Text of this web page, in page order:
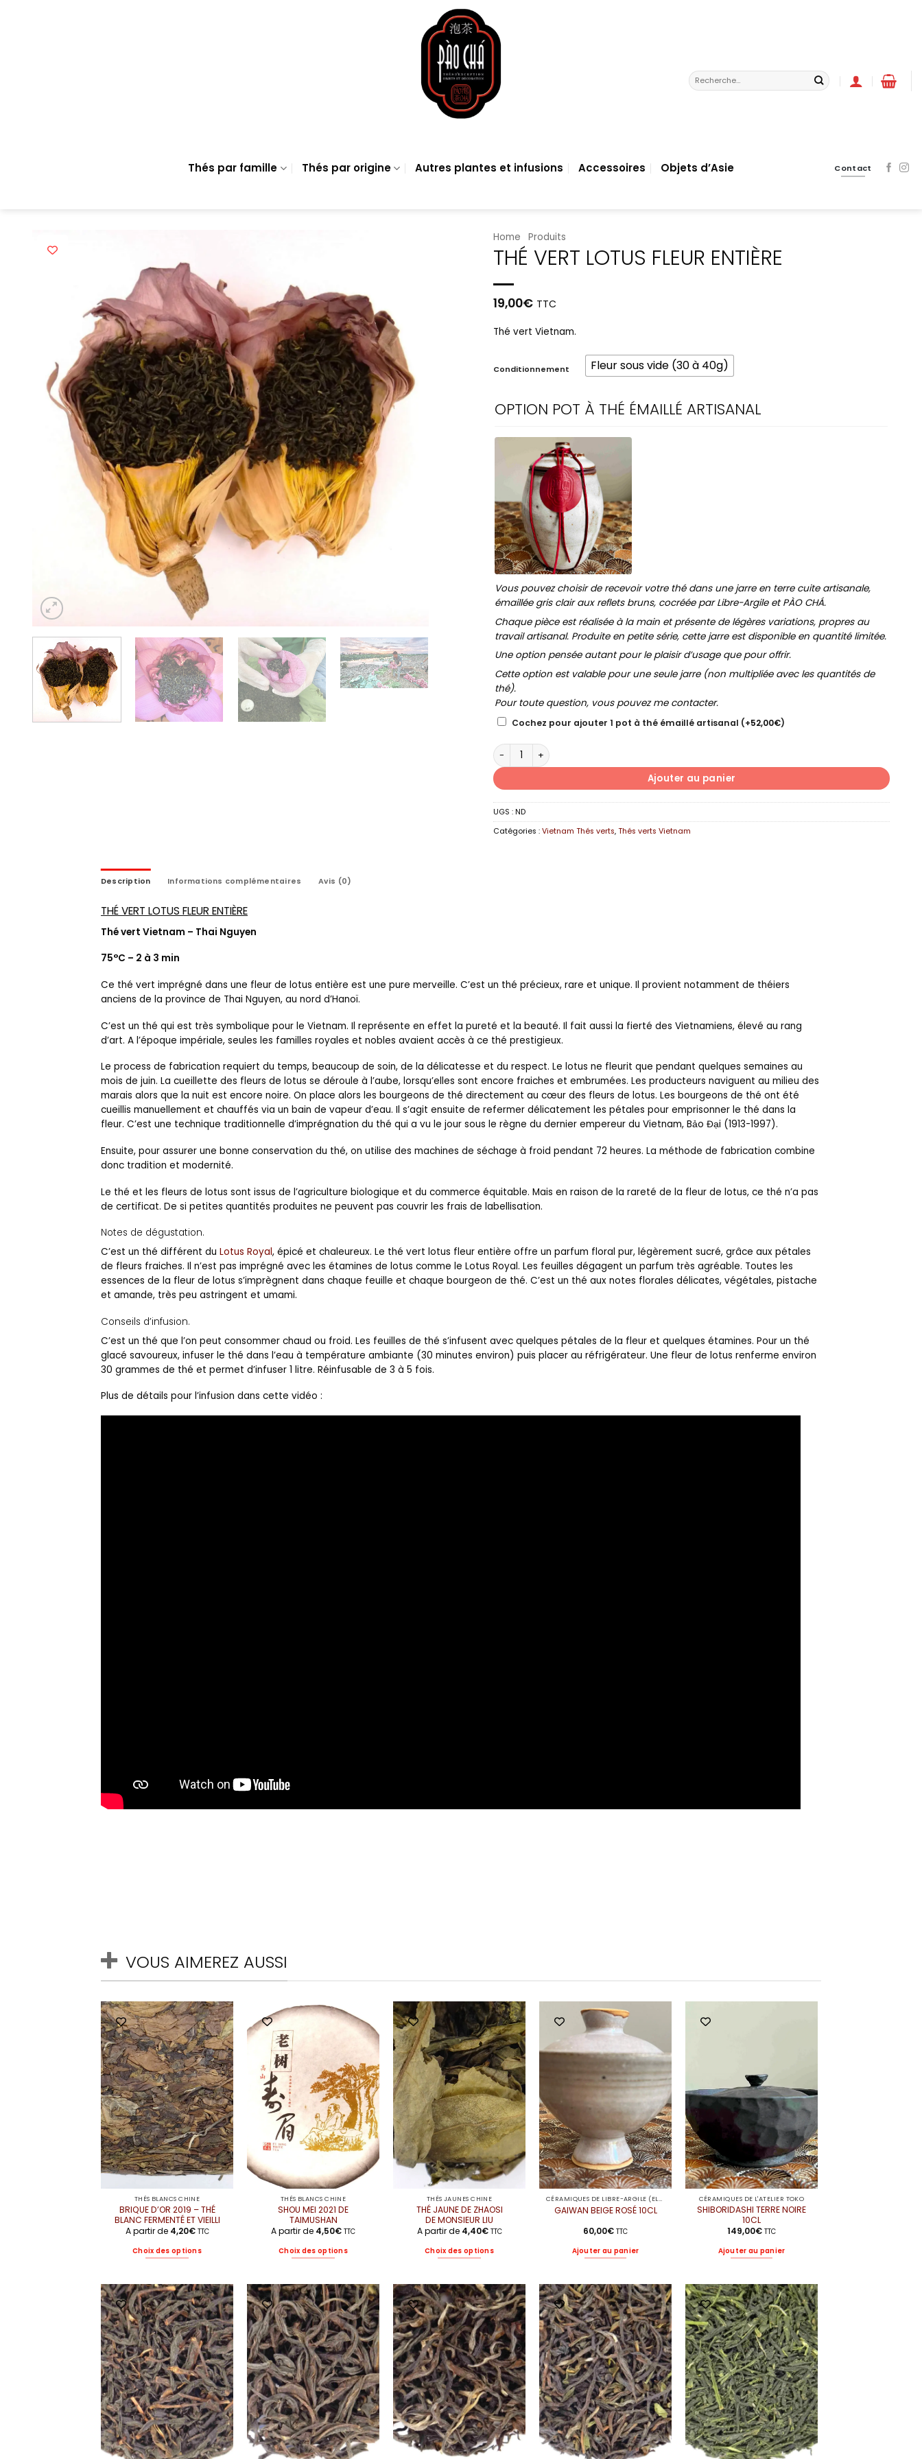
Recherche
pour :
Thés par famille Thés par origine Autres plantes et infusions Accessoires Objets d’Asie Contact
Home Produits
THÉ VERT LOTUS FLEUR ENTIÈRE
19,00€ TTC
Thé vert Vietnam.
Conditionnement Fleur sous vide (30 à 40g)
OPTION POT À THÉ ÉMAILLÉ ARTISANAL
Vous pouvez choisir de recevoir votre thé dans une jarre en terre cuite artisanale,
émaillée gris clair aux reflets bruns, cocréée par Libre-Argile et PÀO CHÁ.
Chaque pièce est réalisée à la main et présente de légères variations, propres au
travail artisanal. Produite en petite série, cette jarre est disponible en quantité limitée.
Une option pensée autant pour le plaisir d’usage que pour offrir.
Cette option est valable pour une seule jarre (non multipliée avec les quantités de
thé).
Pour toute question, vous pouvez me contacter.
Cochez pour ajouter 1 pot à thé émaillé artisanal (+52,00€)
quantité de THÉ VERT LOTUS FLEUR ENTIÈRE
Ajouter au panier
UGS :ND
Catégories :Vietnam Thés verts,Thés verts Vietnam
Description Informations complémentaires Avis (0)
THÉ VERT LOTUS FLEUR ENTIÈRE
Thé vert Vietnam – Thai Nguyen
75°C – 2 à 3 min
Ce thé vert imprégné dans une fleur de lotus entière est une pure merveille. C’est un thé précieux, rare et unique. Il provient notamment de théiers
anciens de la province de Thai Nguyen, au nord d’Hanoï.
C’est un thé qui est très symbolique pour le Vietnam. Il représente en effet la pureté et la beauté. Il fait aussi la fierté des Vietnamiens, élevé au rang
d’art. A l’époque impériale, seules les familles royales et nobles avaient accès à ce thé prestigieux.
Le process de fabrication requiert du temps, beaucoup de soin, de la délicatesse et du respect. Le lotus ne fleurit que pendant quelques semaines au
mois de juin. La cueillette des fleurs de lotus se déroule à l’aube, lorsqu’elles sont encore fraiches et embrumées. Les producteurs naviguent au milieu des
marais alors que la nuit est encore noire. On place alors les bourgeons de thé directement au cœur des fleurs de lotus. Les bourgeons de thé ont été
cueillis manuellement et chauffés via un bain de vapeur d’eau. Il s’agit ensuite de refermer délicatement les pétales pour emprisonner le thé dans la
fleur. C’est une technique traditionnelle d’imprégnation du thé qui a vu le jour sous le règne du dernier empereur du Vietnam, Bảo Đại (1913-1997).
Ensuite, pour assurer une bonne conservation du thé, on utilise des machines de séchage à froid pendant 72 heures. La méthode de fabrication combine
donc tradition et modernité.
Le thé et les fleurs de lotus sont issus de l’agriculture biologique et du commerce équitable. Mais en raison de la rareté de la fleur de lotus, ce thé n’a pas
de certificat. De si petites quantités produites ne peuvent pas couvrir les frais de labellisation.
Notes de dégustation.
C’est un thé différent du Lotus Royal, épicé et chaleureux. Le thé vert lotus fleur entière offre un parfum floral pur, légèrement sucré, grâce aux pétales
de fleurs fraiches. Il n’est pas imprégné avec les étamines de lotus comme le Lotus Royal. Les feuilles dégagent un parfum très agréable. Toutes les
essences de la fleur de lotus s’imprègnent dans chaque feuille et chaque bourgeon de thé. C’est un thé aux notes florales délicates, végétales, pistache
et amande, très peu astringent et umami.
Conseils d’infusion.
C’est un thé que l’on peut consommer chaud ou froid. Les feuilles de thé s’infusent avec quelques pétales de la fleur et quelques étamines. Pour un thé
glacé savoureux, infuser le thé dans l’eau à température ambiante (30 minutes environ) puis placer au réfrigérateur. Une fleur de lotus renferme environ
30 grammes de thé et permet d’infuser 1 litre. Réinfusable de 3 à 5 fois.
Plus de détails pour l’infusion dans cette vidéo :
VOUS AIMEREZ AUSSI
THÉS BLANCS CHINE
BRIQUE D’OR 2019 – THÉ
BLANC FERMENTÉ ET VIEILLI
A partir de 4,20€ TTC
Choix des options
a
plusieurs
variations.
Les
options
peuvent
être
choisies
sur
la
page
du
produit
THÉS BLANCS CHINE
SHOU MEI 2021 DE
TAIMUSHAN
A partir de 4,50€ TTC
Choix des options
a
plusieurs
variations.
Les
options
peuvent
être
choisies
sur
la
page
du
produit
THÉS JAUNES CHINE
THÉ JAUNE DE ZHAOSI
DE MONSIEUR LIU
A partir de 4,40€ TTC
Choix des options
a
plusieurs
variations.
Les
options
peuvent
être
choisies
sur
la
page
du
produit
CÉRAMIQUES DE LIBRE-ARGILE (ELODIE)
GAIWAN BEIGE ROSÉ 10CL
60,00€ TTC
Ajouter au panier
CÉRAMIQUES DE L'ATELIER TOKO
SHIBORIDASHI TERRE NOIRE
10CL
149,00€ TTC
Ajouter au panier